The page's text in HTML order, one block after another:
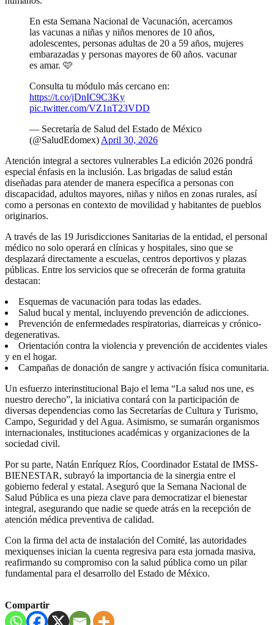
En esta Semana Nacional de Vacunación, acercamos
las vacunas a niñas y niños menores de 10 años,
adolescentes, personas adultas de 20 a 59 años, mujeres
embarazadas y personas mayores de 60 años. vacunar
es amar. 🩷
Consulta tu módulo más cercano en:
https://t.co/jDnIC9C3Ky
pic.twitter.com/VZ1nT23VDD
— Secretaría de Salud del Estado de México
(@SaludEdomex)April 30, 2026
Atención integral a sectores vulnerables La edición 2026 pondrá
especial énfasis en la inclusión. Las brigadas de salud están
diseñadas para atender de manera específica a personas con
discapacidad, adultos mayores, niñas y niños en zonas rurales, así
como a personas en contexto de movilidad y habitantes de pueblos
originarios.
A través de las 19 Jurisdicciones Sanitarias de la entidad, el personal
médico no solo operará en clínicas y hospitales, sino que se
desplazará directamente a escuelas, centros deportivos y plazas
públicas. Entre los servicios que se ofrecerán de forma gratuita
destacan:
Esquemas de vacunación para todas las edades.
Salud bucal y mental, incluyendo prevención de adicciones.
Prevención de enfermedades respiratorias, diarreicas y crónico-
degenerativas.
Orientación contra la violencia y prevención de accidentes viales
y en el hogar.
Campañas de donación de sangre y activación física comunitaria.
Un esfuerzo interinstitucional Bajo el lema “La salud nos une, es
nuestro derecho”, la iniciativa contará con la participación de
diversas dependencias como las Secretarías de Cultura y Turismo,
Campo, Seguridad y del Agua. Asimismo, se sumarán organismos
internacionales, instituciones académicas y organizaciones de la
sociedad civil.
Por su parte, Natán Enríquez Ríos, Coordinador Estatal de IMSS-
BIENESTAR, subrayó la importancia de la sinergia entre el
gobierno federal y estatal. Aseguró que la Semana Nacional de
Salud Pública es una pieza clave para democratizar el bienestar
integral, asegurando que nadie se quede atrás en la recepción de
atención médica preventiva de calidad.
Con la firma del acta de instalación del Comité, las autoridades
mexiquenses inician la cuenta regresiva para esta jornada masiva,
reafirmando su compromiso con la salud pública como un pilar
fundamental para el desarrollo del Estado de México.
Compartir